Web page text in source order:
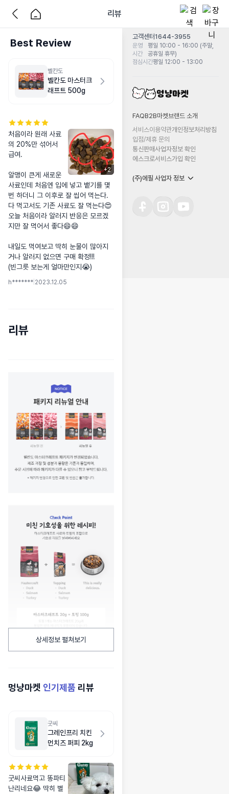
리뷰
Best Review
벨칸도
벨칸도 마스터크
래프트 500g
+2
처음이라 원래 사료
의 20%만 섞어서
급여.
알맹이 큰게 새로운
사료인데 처음엔 입에 넣고 뱉기를 몇
번 하더니 그 이후로 잘 씹어 먹는다.
다 먹고서도 기존 사료도 잘 먹는다😍
오늘 처음이라 알러지 반응은 모르겠
지만 잘 먹어서 좋다😄😄
내일도 먹여보고 딱히 눈물이 많아지
거나 알러지 없으면 구매 확정!!!
(빈그릇 보는게 얼마만인지😭)
h******* 2023.12.05
리뷰
상세정보 펼쳐보기
멍냥마켓 인기제품 리뷰
굿씨
그레인프리 치킨
먼치즈 퍼피 2kg
굿씨사료먹고 똥파티
난리네요😂 딱히 별
고객센터1644-3955
운영
시간
평일 10:00 - 16:00 (주말,
공휴일 휴무)
점심시간평일 12:00 - 13:00
FAQB2B마켓 브랜드 소개
서비스이용약관개인정보처리방침
입점/제휴 문의
통신판매사업자정보 확인
에스크로서비스가입 확인
(주)에필 사업자 정보